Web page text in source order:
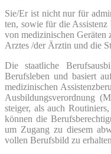
Sie/Er ist nicht nur für
ten, sowie für die
von medi­zi­ni­schen Gerä­ten
Arz­tes /der Ärz­tin und die
Die staat­li­che
Berufs­le­ben und basiert
medi­zi­ni­schen
Aus­bil­dungs­ver­ord­nung
stei­ger, als auch
kön­nen die
um Zugang zu die­sem
vol­len Berufs­bild zu